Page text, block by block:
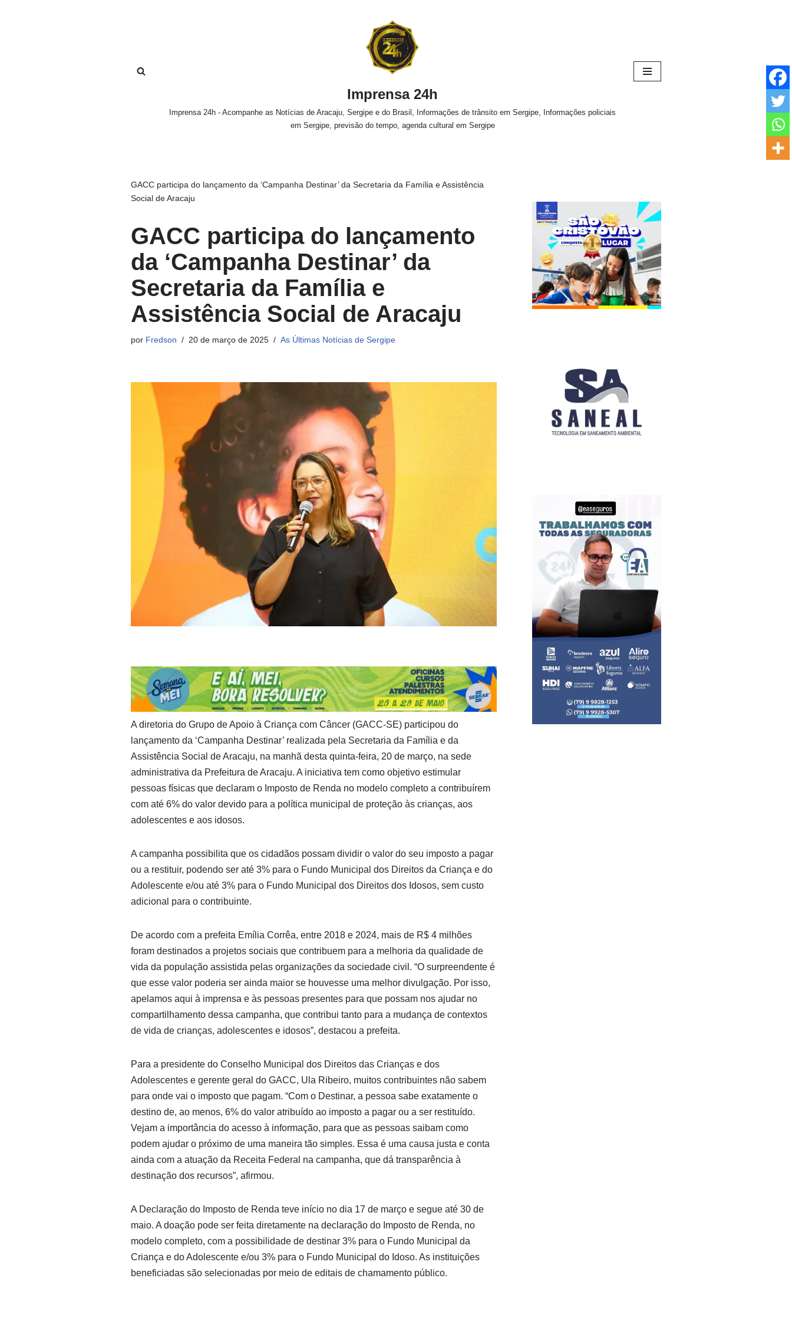
Imprensa 24h
Imprensa 24h - Acompanhe as Notícias de Aracaju, Sergipe e do Brasil, Informações de trânsito em Sergipe, Informações policiais
em Sergipe, previsão do tempo, agenda cultural em Sergipe
GACC participa do lançamento da ‘Campanha Destinar’ da Secretaria da Família e Assistência
Social de Aracaju
GACC participa do lançamento
da ‘Campanha Destinar’ da
Secretaria da Família e
Assistência Social de Aracaju
por Fredson 20 de março de 2025 As Últimas Notícias de Sergipe
A diretoria do Grupo de Apoio à Criança com Câncer (GACC-SE) participou do
lançamento da ‘Campanha Destinar’ realizada pela Secretaria da Família e da
Assistência Social de Aracaju, na manhã desta quinta-feira, 20 de março, na sede
administrativa da Prefeitura de Aracaju. A iniciativa tem como objetivo estimular
pessoas físicas que declaram o Imposto de Renda no modelo completo a contribuírem
com até 6% do valor devido para a política municipal de proteção às crianças, aos
adolescentes e aos idosos.
A campanha possibilita que os cidadãos possam dividir o valor do seu imposto a pagar
ou a restituir, podendo ser até 3% para o Fundo Municipal dos Direitos da Criança e do
Adolescente e/ou até 3% para o Fundo Municipal dos Direitos dos Idosos, sem custo
adicional para o contribuinte.
De acordo com a prefeita Emília Corrêa, entre 2018 e 2024, mais de R$ 4 milhões
foram destinados a projetos sociais que contribuem para a melhoria da qualidade de
vida da população assistida pelas organizações da sociedade civil. “O surpreendente é
que esse valor poderia ser ainda maior se houvesse uma melhor divulgação. Por isso,
apelamos aqui à imprensa e às pessoas presentes para que possam nos ajudar no
compartilhamento dessa campanha, que contribui tanto para a mudança de contextos
de vida de crianças, adolescentes e idosos”, destacou a prefeita.
Para a presidente do Conselho Municipal dos Direitos das Crianças e dos
Adolescentes e gerente geral do GACC, Ula Ribeiro, muitos contribuintes não sabem
para onde vai o imposto que pagam. “Com o Destinar, a pessoa sabe exatamente o
destino de, ao menos, 6% do valor atribuído ao imposto a pagar ou a ser restituído.
Vejam a importância do acesso à informação, para que as pessoas saibam como
podem ajudar o próximo de uma maneira tão simples. Essa é uma causa justa e conta
ainda com a atuação da Receita Federal na campanha, que dá transparência à
destinação dos recursos”, afirmou.
A Declaração do Imposto de Renda teve início no dia 17 de março e segue até 30 de
maio. A doação pode ser feita diretamente na declaração do Imposto de Renda, no
modelo completo, com a possibilidade de destinar 3% para o Fundo Municipal da
Criança e do Adolescente e/ou 3% para o Fundo Municipal do Idoso. As instituições
beneficiadas são selecionadas por meio de editais de chamamento público.